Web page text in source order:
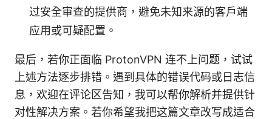
过安全审查的提供商，避免未知来源的客户端
应用或可疑配置。
最后，若你正面临 ProtonVPN 连不上问题，试试
上述方法逐步排错。遇到具体的错误代码或日志信
息，欢迎在评论区告知，我可以帮你解析并提供针
对性解决方案。若你希望我把这篇文章改写成适合